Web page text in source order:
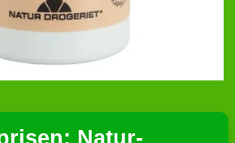
Natur-